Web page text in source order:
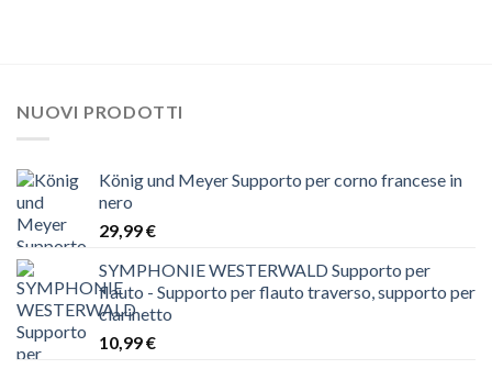
NUOVI PRODOTTI
König und Meyer Supporto per corno francese in
nero
29,99€
SYMPHONIE WESTERWALD Supporto per
flauto - Supporto per flauto traverso, supporto per
clarinetto
10,99€